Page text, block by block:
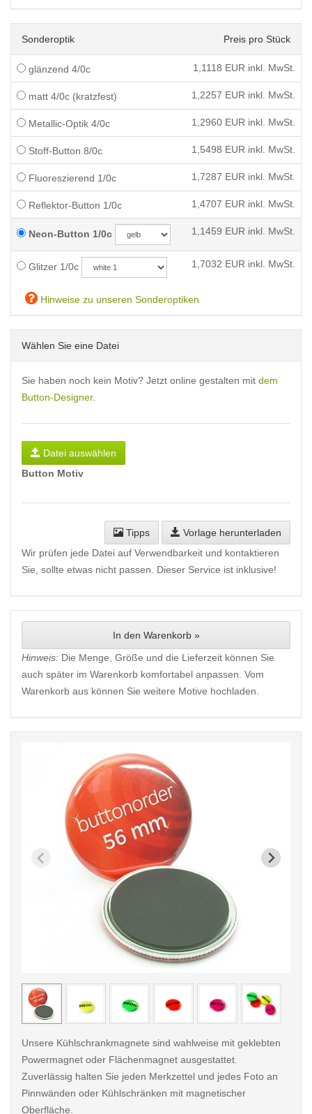
Sonderoptik Preis pro Stück
glänzend 4/0c 1,1118 EUR inkl. MwSt.
matt 4/0c (kratzfest) 1,2257 EUR inkl. MwSt.
Metallic-Optik 4/0c 1,2960 EUR inkl. MwSt.
Stoff-Button 8/0c 1,5498 EUR inkl. MwSt.
Fluoreszierend 1/0c 1,7287 EUR inkl. MwSt.
Reflektor-Button 1/0c 1,4707 EUR inkl. MwSt.
Neon-Button 1/0c 1,1459 EUR inkl. MwSt.
Glitzer 1/0c 1,7032 EUR inkl. MwSt.
Hinweise zu unseren Sonderoptiken
Wählen Sie eine Datei
Sie haben noch kein Motiv? Jetzt online gestalten mit dem
Button-Designer.
Datei auswählen
Button Motiv
Tipps
Vorlage herunterladen
Wir prüfen jede Datei auf Verwendbarkeit und kontaktieren
Sie, sollte etwas nicht passen. Dieser Service ist inklusive!
In den Warenkorb »
Hinweis: Die Menge, Größe und die Lieferzeit können Sie
auch später im Warenkorb komfortabel anpassen. Vom
Warenkorb aus können Sie weitere Motive hochladen.
< /picture>
Unsere Kühlschrankmagnete sind wahlweise mit geklebten
Powermagnet oder Flächenmagnet ausgestattet.
Zuverlässig halten Sie jeden Merkzettel und jedes Foto an
Pinnwänden oder Kühlschränken mit magnetischer
Oberfläche.